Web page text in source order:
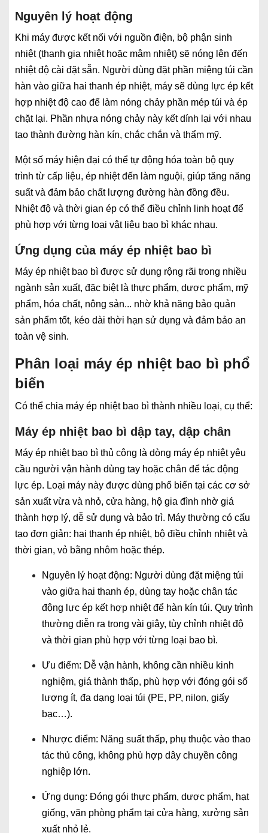
Nguyên lý hoạt động
Khi máy được kết nối với nguồn điện, bộ phận sinh
nhiệt (thanh gia nhiệt hoặc mâm nhiệt) sẽ nóng lên đến
nhiệt độ cài đặt sẵn. Người dùng đặt phần miệng túi cần
hàn vào giữa hai thanh ép nhiệt, máy sẽ dùng lực ép kết
hợp nhiệt độ cao để làm nóng chảy phần mép túi và ép
chặt lại. Phần nhựa nóng chảy này kết dính lại với nhau
tạo thành đường hàn kín, chắc chắn và thẩm mỹ.
Một số máy hiện đại có thể tự động hóa toàn bộ quy
trình từ cấp liệu, ép nhiệt đến làm nguội, giúp tăng năng
suất và đảm bảo chất lượng đường hàn đồng đều.
Nhiệt độ và thời gian ép có thể điều chỉnh linh hoạt để
phù hợp với từng loại vật liệu bao bì khác nhau.
Ứng dụng của máy ép nhiệt bao bì
Máy ép nhiệt bao bì được sử dụng rộng rãi trong nhiều
ngành sản xuất, đặc biệt là thực phẩm, dược phẩm, mỹ
phẩm, hóa chất, nông sản... nhờ khả năng bảo quản
sản phẩm tốt, kéo dài thời hạn sử dụng và đảm bảo an
toàn vệ sinh.
Phân loại máy ép nhiệt bao bì phổ
biến
Có thể chia máy ép nhiệt bao bì thành nhiều loại, cụ thể:
Máy ép nhiệt bao bì dập tay, dập chân
Máy ép nhiệt bao bì thủ công là dòng máy ép nhiệt yêu
cầu người vận hành dùng tay hoặc chân để tác động
lực ép. Loại máy này được dùng phổ biến tại các cơ sở
sản xuất vừa và nhỏ, cửa hàng, hộ gia đình nhờ giá
thành hợp lý, dễ sử dụng và bảo trì. Máy thường có cấu
tạo đơn giản: hai thanh ép nhiệt, bộ điều chỉnh nhiệt và
thời gian, vỏ bằng nhôm hoặc thép.
Nguyên lý hoạt động: Người dùng đặt miệng túi
vào giữa hai thanh ép, dùng tay hoặc chân tác
động lực ép kết hợp nhiệt để hàn kín túi. Quy trình
thường diễn ra trong vài giây, tùy chỉnh nhiệt độ
và thời gian phù hợp với từng loại bao bì.
Ưu điểm: Dễ vận hành, không cần nhiều kinh
nghiệm, giá thành thấp, phù hợp với đóng gói số
lượng ít, đa dạng loại túi (PE, PP, nilon, giấy
bạc…).
Nhược điểm: Năng suất thấp, phụ thuộc vào thao
tác thủ công, không phù hợp dây chuyền công
nghiệp lớn.
Ứng dụng: Đóng gói thực phẩm, dược phẩm, hạt
giống, văn phòng phẩm tại cửa hàng, xưởng sản
xuất nhỏ lẻ.